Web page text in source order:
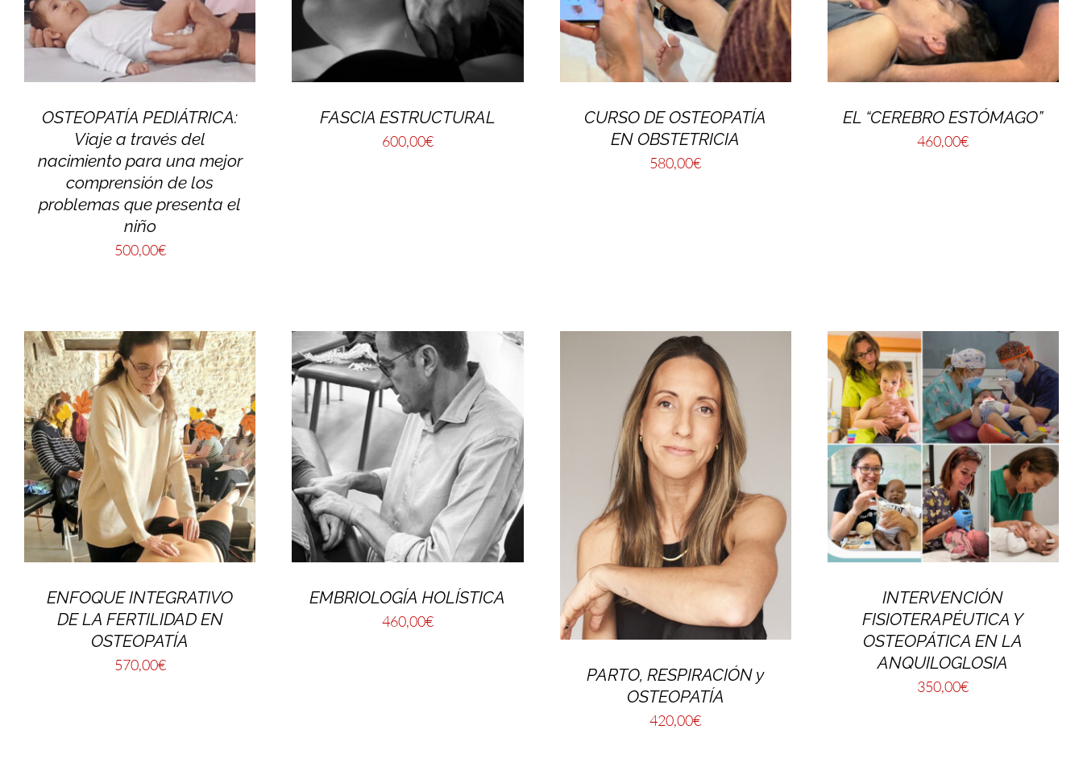
OSTEOPATÍA PEDIÁTRICA:
Viaje a través del
nacimiento para una mejor
comprensión de los
problemas que presenta el
niño
500,00€
FASCIA ESTRUCTURAL
600,00€
CURSO DE OSTEOPATÍA
EN OBSTETRICIA
580,00€
EL “CEREBRO ESTÓMAGO”
460,00€
ENFOQUE INTEGRATIVO
DE LA FERTILIDAD EN
OSTEOPATÍA
570,00€
EMBRIOLOGÍA HOLÍSTICA
460,00€
PARTO, RESPIRACIÓN y
OSTEOPATÍA
420,00€
INTERVENCIÓN
FISIOTERAPÉUTICA Y
OSTEOPÁTICA EN LA
ANQUILOGLOSIA
350,00€